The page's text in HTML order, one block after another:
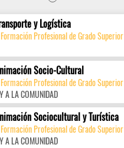
y Logística
Profesional de Grado Superior
Socio-Cultural
Profesional de Grado Superior
A LA COMUNIDAD
Sociocultural y Turística
Profesional de Grado Superior
A LA COMUNIDAD